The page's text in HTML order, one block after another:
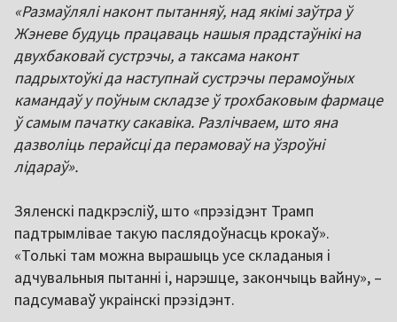
«Размаўлялі наконт пытанняў, над якімі заўтра ў
Жэневе будуць працаваць нашыя прадстаўнікі на
двухбаковай сустрэчы, а таксама наконт
падрыхтоўкі да наступнай сустрэчы перамоўных
камандаў у поўным складзе ў трохбаковым фармаце
ў самым пачатку сакавіка. Разлічваем, што яна
дазволіць перайсці да перамоваў на ўзроўні
лідараў».
Зяленскі падкрэсліў, што «прэзідэнт Трамп
падтрымлівае такую паслядоўнасць крокаў».
«Толькі там можна вырашыць усе складаныя і
адчувальныя пытанні і, нарэшце, закончыць вайну», –
падсумаваў украінскі прэзідэнт.